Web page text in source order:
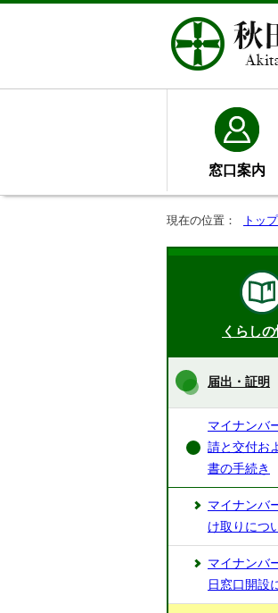
窓口案内
現在の位置： トッ
くらし
届出・証明
マイナンバ
請と交付お
書の手続き
マイナンバ
け取りにつ
マイナンバ
日窓口開設